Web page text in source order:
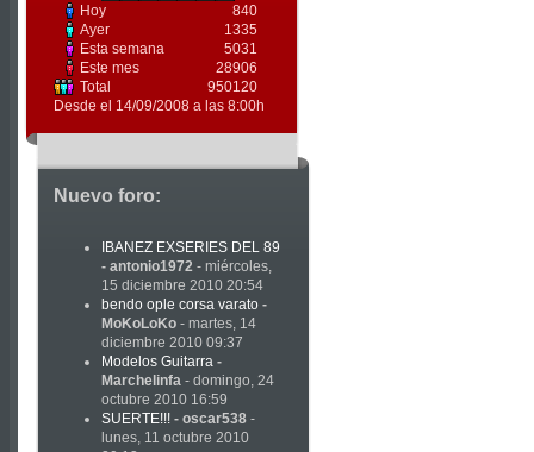
Hoy
840
Ayer
1335
Esta semana
5031
Este mes
28906
Total
950120
Desde el 14/09/2008 a las 8:00h
Nuevo foro:
IBANEZ EXSERIES DEL 89
- antonio1972 - miércoles,
15 diciembre 2010 20:54
bendo ople corsa varato -
MoKoLoKo - martes, 14
diciembre 2010 09:37
Modelos Guitarra -
Marchelinfa - domingo, 24
octubre 2010 16:59
SUERTE!!! - oscar538 -
lunes, 11 octubre 2010